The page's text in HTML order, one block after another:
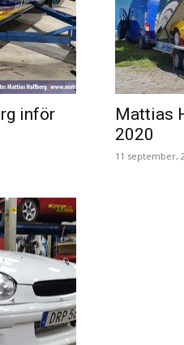
inför
Mattias
2020
11 september,